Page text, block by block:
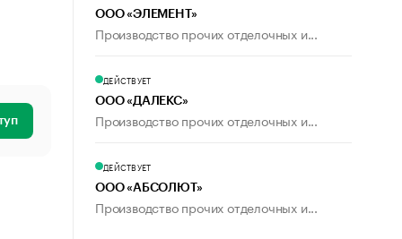
ООО «ЭЛЕМЕНТ»
Производство прочих отделочных и...
ДЕЙСТВУЕТ
ООО «ДАЛЕКС»
Производство прочих отделочных и...
ДЕЙСТВУЕТ
ООО «АБСОЛЮТ»
Производство прочих отделочных и...